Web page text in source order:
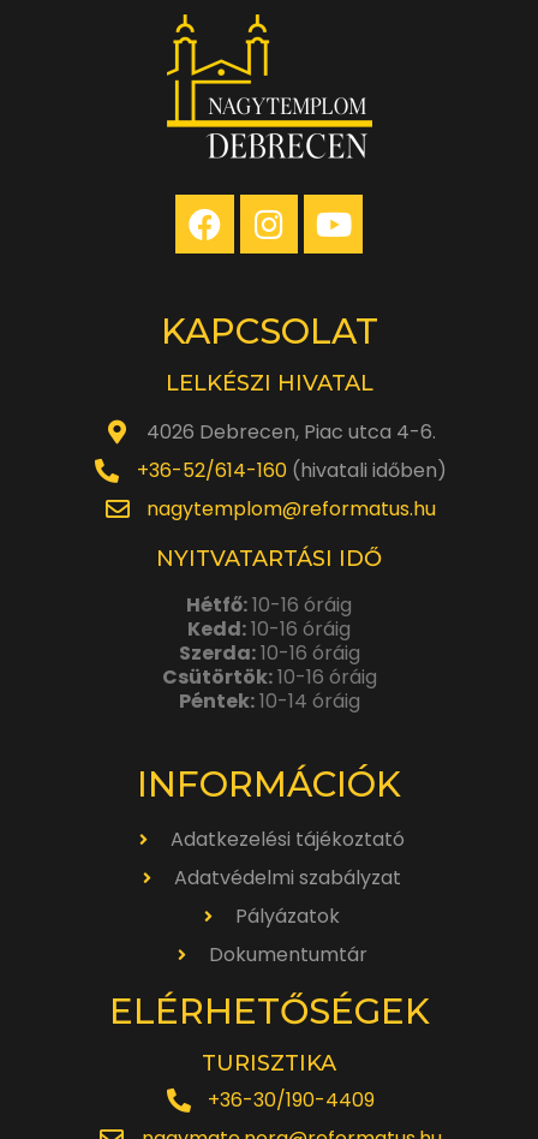
KAPCSOLAT
LELKÉSZI HIVATAL
4026 Debrecen, Piac utca 4-6.
+36-52/614-160(hivatali időben)
nagytemplom@reformatus.hu
NYITVATARTÁSI IDŐ
Hétfő:10-16 óráig
Kedd:10-16 óráig
Szerda:10-16 óráig
Csütörtök:10-16 óráig
Péntek:10-14 óráig
INFORMÁCIÓK
Adatkezelési tájékoztató
Adatvédelmi szabályzat
Pályázatok
Dokumentumtár
ELÉRHETŐSÉGEK
TURISZTIKA
+36-30/190-4409